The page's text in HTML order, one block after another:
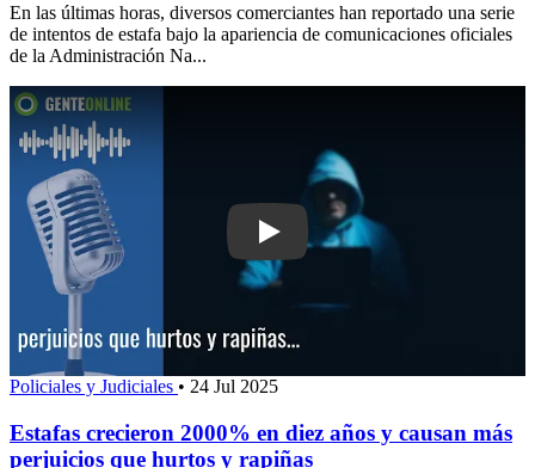
En las últimas horas, diversos comerciantes han reportado una serie
de intentos de estafa bajo la apariencia de comunicaciones oficiales
de la Administración Na...
Play: Estafas crecieron 2000% en
Policiales y Judiciales • 24 Jul 2025
Estafas crecieron 2000% en diez años y causan más
perjuicios que hurtos y rapiñas